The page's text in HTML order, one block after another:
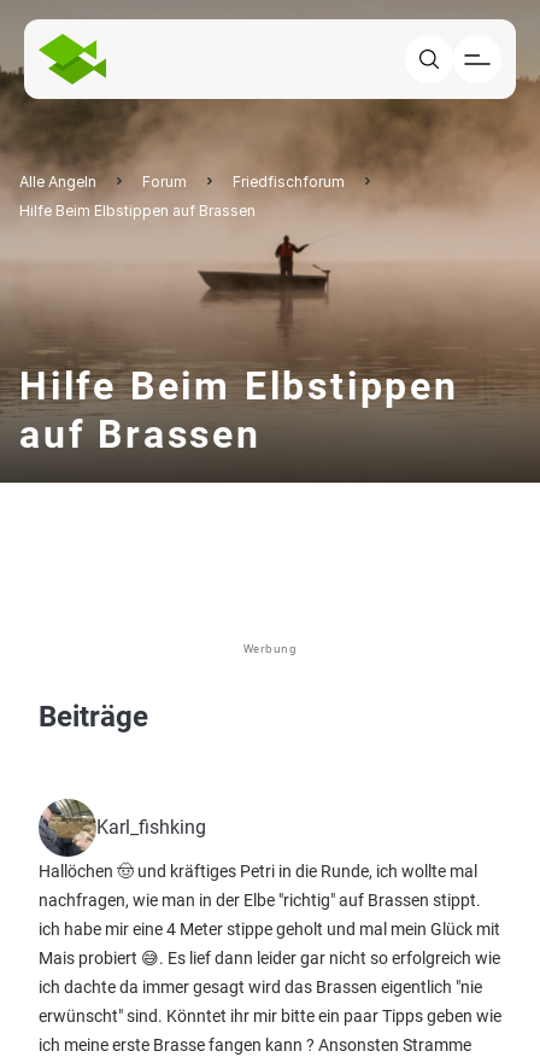
Alle Angeln Forum
Friedfischforum
Hilfe Beim Elbstippen auf Brassen
Hilfe Beim Elbstippen
auf Brassen
Werbung
Beiträge
Karl_fishking
Hallöchen 🤠 und kräftiges Petri in die Runde, ich wollte mal
nachfragen, wie man in der Elbe "richtig" auf Brassen stippt.
ich habe mir eine 4 Meter stippe geholt und mal mein Glück mit
Mais probiert 😅. Es lief dann leider gar nicht so erfolgreich wie
ich dachte da immer gesagt wird das Brassen eigentlich "nie
erwünscht" sind. Könntet ihr mir bitte ein paar Tipps geben wie
ich meine erste Brasse fangen kann ? Ansonsten Stramme